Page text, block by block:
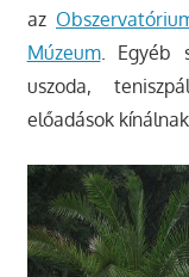
az
Múzeum. Egyéb
uszoda,
előadások